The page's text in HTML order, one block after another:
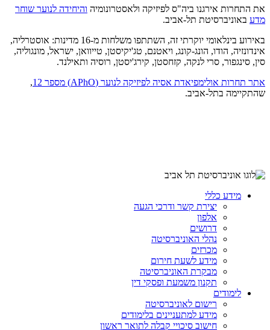
את התחרות אירגנו ביה"ס לפיזיקה ולאסטרונומיה והיחידה לנוער שוחר
מדע באוניברסיטת תל-אביב.
באירוע בינלאומי יוקרתי זה, השתתפו משלחות מ-16 מדינות: אוסטרליה,
אינדונזיה, הודו, הונג-קונג, ויאטנם, טג'יקיסטן, טייוואן, ישראל, מונגוליה,
סין, סינגפור, סרי לנקה, קזחסטן, קירג'יסטן, רוסיה ותאילנד.
אתר תחרות אולימפיאדת אסיה לפיזיקה לנוער (APhO) מספר 12
,
שהתקיימה בתל-אביב.
מידע כללי
יצירת קשר ודרכי הגעה
אלפון
דרושים
נהלי האוניברסיטה
מכרזים
מידע לשעת חירום
מבקרת האוניברסיטה
תקנון משמעת ופסקי דין
לימודים
רישום לאוניברסיטה
מידע למתעניינים בלימודים
חישוב סיכויי קבלה לתואר ראשון